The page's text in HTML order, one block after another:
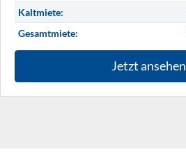
Kaltmiete:
Gesamtmiete:
Jetzt ansehen